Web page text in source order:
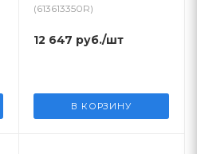
(613613350R)
12 647 руб./шт
В КОРЗИНУ